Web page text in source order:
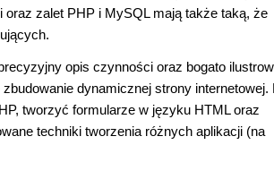
zalet PHP i MySQL mają także taką, że
opis czynności oraz bogato
dynamicznej strony internetowej.
tworzyć formularze w języku HTML oraz
techniki tworzenia różnych aplikacji (na